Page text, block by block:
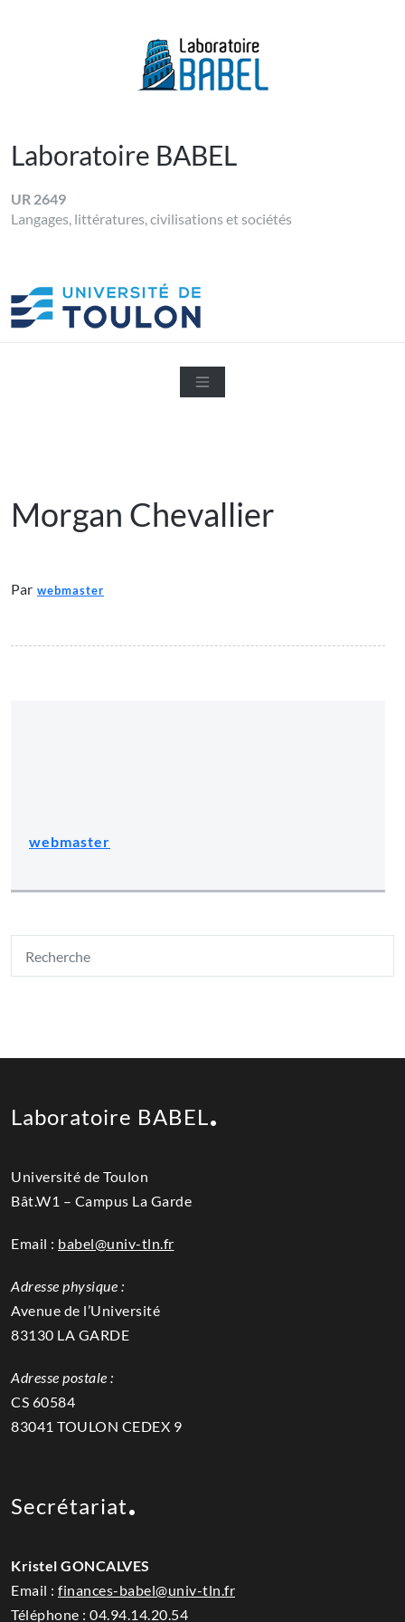
Laboratoire BABEL
UR 2649
Langages, littératures, civilisations et sociétés
Morgan Chevallier
Par webmaster
webmaster
Laboratoire BABEL
Université de Toulon
Bât.W1 – Campus La Garde
Email : babel@univ-tln.fr
Adresse physique :
Avenue de l’Université
83130 LA GARDE
Adresse postale :
CS 60584
83041 TOULON CEDEX 9
Secrétariat
Kristel GONCALVES
Email : finances-babel@univ-tln.fr
Téléphone : 04.94.14.20.54